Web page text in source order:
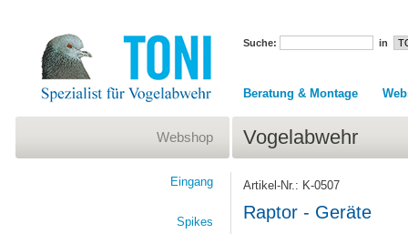
Suche: in
Beratung & Montage
Vogelabwehr
Artikel-Nr.: K-0507
Raptor - Geräte
Webshop
Eingang
Spikes